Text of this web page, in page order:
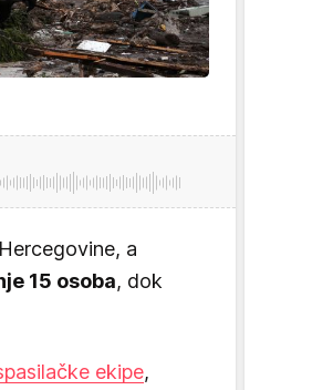
a
15 osoba, dok
ekipe,